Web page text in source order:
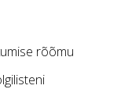
rõõmu